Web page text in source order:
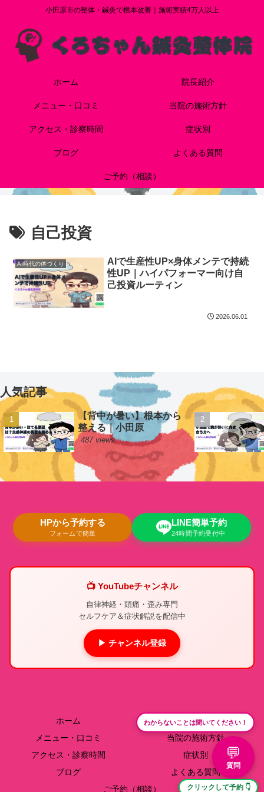
小田原市の整体・鍼灸で根本改善｜施術実績4万人以上
ホーム 院長紹介
メニュー・口コミ 当院の施術方針
アクセス・診察時間 症状別
ブログ よくある質問
ご予約（相談）
自己投資
AI時代の体づくり
AIで生産性UP×身体メンテで持続
性UP｜ハイパフォーマー向け自
己投資ルーティン
2026.06.01
人気記事
【背中が暑い】根本から
整える｜小田原
487 views
HPから予約する
フォームで簡単
LINE簡単予約
24時間予約受付中
📺 YouTubeチャンネル
自律神経・頭痛・歪み専門
セルフケア＆症状解説を配信中
▶ チャンネル登録
ホーム
院長紹介
メニュー・口コミ
当院の施術方針
アクセス・診察時間
症状別
ブログ
よくある質問
ご予約（相談）
わからないことは聞いてください！
💬
質問
クリックして予約 👇